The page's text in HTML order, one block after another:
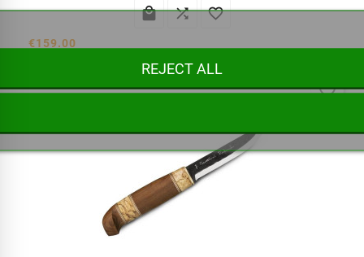
  
€159.00
favorite_border
REJECT ALL